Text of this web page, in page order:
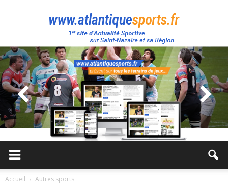
Atlantique
Sport
Accueil Autres sports